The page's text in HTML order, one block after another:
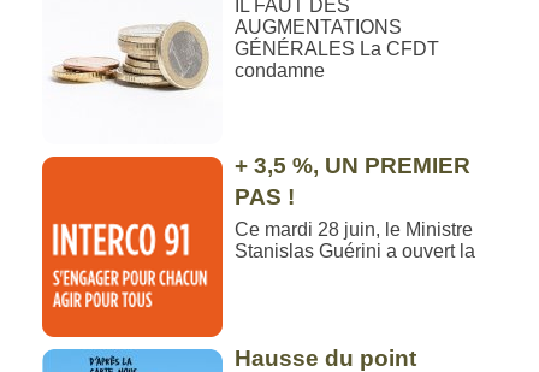
IL FAUT DES
AUGMENTATIONS
GÉNÉRALES La CFDT
condamne
+ 3,5 %, UN PREMIER
PAS !
Ce mardi 28 juin, le Ministre
Stanislas Guérini a ouvert la
Hausse du point